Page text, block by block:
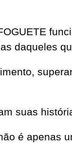
daqueles
suas
é apenas